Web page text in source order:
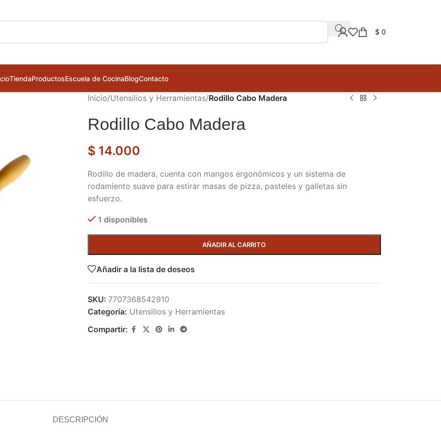
$ 0
TiendaProductosEscuela de CocinaBlogContacto
Inicio/Utensilios y Herramientas/Rodillo Cabo Madera
Rodillo Cabo Madera
$ 14.000
Rodillo de madera, cuenta con mangos ergonómicos y un sistema de
rodamiento suave para estirar masas de pizza, pasteles y galletas sin
esfuerzo.
1 disponibles
AÑADIR AL CARRITO
Añadir a la lista de deseos
SKU: 7707368542910
Categoría: Utensilios y Herramientas
Compartir:
DESCRIPCIÓN